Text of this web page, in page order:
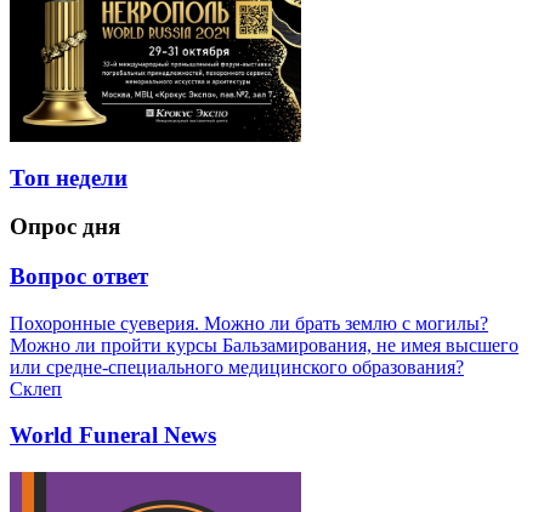
Топ недели
Опрос дня
Вопрос ответ
Похоронные суеверия. Можно ли брать землю с могилы?
Можно ли пройти курсы Бальзамирования, не имея высшего
или средне-специального медицинского образования?
Склеп
World Funeral News